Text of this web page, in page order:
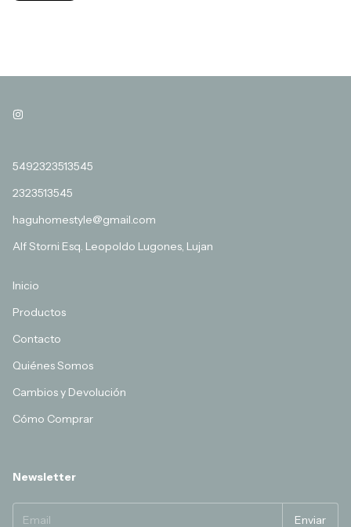
5492323513545
2323513545
haguhomestyle@gmail.com
Alf Storni Esq. Leopoldo Lugones, Lujan
Inicio
Productos
Contacto
Quiénes Somos
Cambios y Devolución
Cómo Comprar
Newsletter